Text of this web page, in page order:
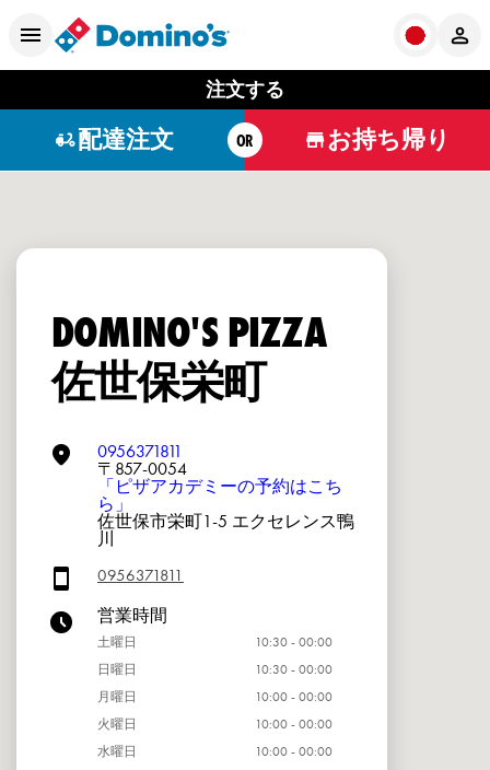
注文する
配達注文 OR お持ち帰り
DOMINO'S PIZZA
佐世保栄町
0956371811
〒857-0054
「ピザアカデミーの予約はこち
ら」
佐世保市栄町1-5 エクセレンス鴨
川
0956371811
営業時間
土曜日
10:30 - 00:00
日曜日
10:30 - 00:00
月曜日
10:00 - 00:00
火曜日
10:00 - 00:00
水曜日
10:00 - 00:00